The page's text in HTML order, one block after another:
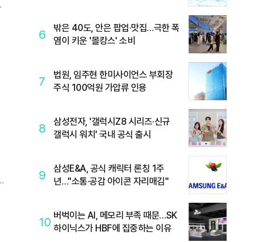
6
밖은 40도, 안은 팝업·맛집…극한 폭
염이 키운 '몰캉스' 소비
7
법원, 임주현 한미사이언스 부회장
주식 100억원 가압류 인용
8
삼성전자, '갤럭시Z8 시리즈·신규
갤럭시 워치' 국내 공식 출시
9
삼성E&A, 공식 캐릭터 론칭 1주
년…"소통·공감 아이콘 자리매김"
10 버벅이는 AI, 메모리 부족 때문…SK
하이닉스가 HBF에 집중하는 이유